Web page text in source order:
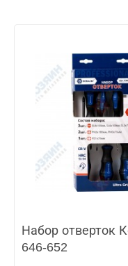
Набор отверток
646-652